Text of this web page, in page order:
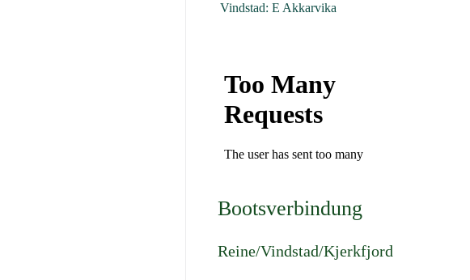
Vindstad: E Akkarvika
Bootsverbindung
Reine/Vindstad/Kjerkfjord